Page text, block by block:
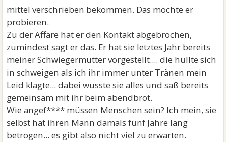
mittel verschrieben bekommen. Das möchte er
probieren.
Zu der Affäre hat er den Kontakt abgebrochen,
zumindest sagt er das. Er hat sie letztes Jahr bereits
meiner Schwiegermutter vorgestellt.... die hüllte sich
in schweigen als ich ihr immer unter Tränen mein
Leid klagte... dabei wusste sie alles und saß bereits
gemeinsam mit ihr beim abendbrot.
Wie angef**** müssen Menschen sein? Ich mein, sie
selbst hat ihren Mann damals fünf Jahre lang
betrogen... es gibt also nicht viel zu erwarten.